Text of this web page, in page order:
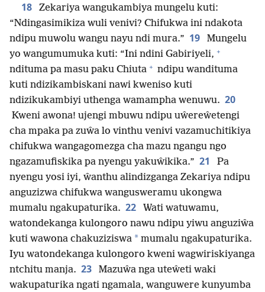
18
Zekariya wangukambiya mungelu kuti:
“Ndingasimikiza wuli venivi? Chifukwa ini ndakota
ndipu muwolu wangu nayu ndi mura.” 19
Mungelu
yo wangumumuka kuti: “Ini ndini Gabiriyeli, +
ndituma pa masu paku Chiuta + ndipu wandituma
kuti ndizikambiskani nawi kweniso kuti
ndizikukambiyi uthenga wamampha wenuwu. 20
Kweni awona! ujengi mbuwu ndipu uŵereŵetengi
cha mpaka pa zuŵa lo vinthu venivi vazamuchitikiya
chifukwa wangagomezga cha mazu ngangu ngo
ngazamufiskika pa nyengu yakuŵikika.” 21
Pa
nyengu yosi iyi, ŵanthu alindizganga Zekariya ndipu
anguzizwa chifukwa wangusweramu ukongwa
mumalu ngakupaturika. 22
Wati watuwamu,
watondekanga kulongoro nawu ndipu yiwu anguziŵa
kuti wawona chakuziziswa * mumalu ngakupaturika.
Iyu watondekanga kulongoro kweni wagwiriskiyanga
ntchitu manja. 23
Mazuŵa nga uteŵeti waki
wakupaturika ngati ngamala, wanguwere kunyumba